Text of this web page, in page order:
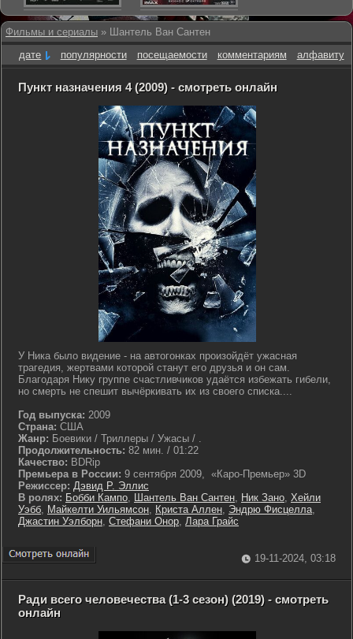
Фильмы и сериалы » Шантель Ван Сантен
дате
популярности посещаемости комментариям алфавиту
Пункт назначения 4 (2009) - смотреть онлайн
У Ника было видение - на автогонках произойдёт ужасная
трагедия, жертвами которой станут его друзья и он сам.
Благодаря Нику группе счастливчиков удаётся избежать гибели,
но смерть не спешит вычёркивать их из своего списка....
Год выпуска: 2009
Страна: США
Жанр: Боевики / Триллеры / Ужасы / .
Продолжительность: 82 мин. / 01:22
Качество: BDRip
Премьера в России: 9 сентября 2009, «Каро-Премьер» 3D
Режиссер: Дэвид Р. Эллис
В ролях: Бобби Кампо, Шантель Ван Сантен, Ник Зано, Хейли
Уэбб, Майкелти Уильямсон, Криста Аллен, Эндрю Фисцелла,
Джастин Уэлборн, Стефани Онор, Лара Грайс
19-11-2024, 03:18
Ради всего человечества (1-3 сезон) (2019) - смотреть
онлайн